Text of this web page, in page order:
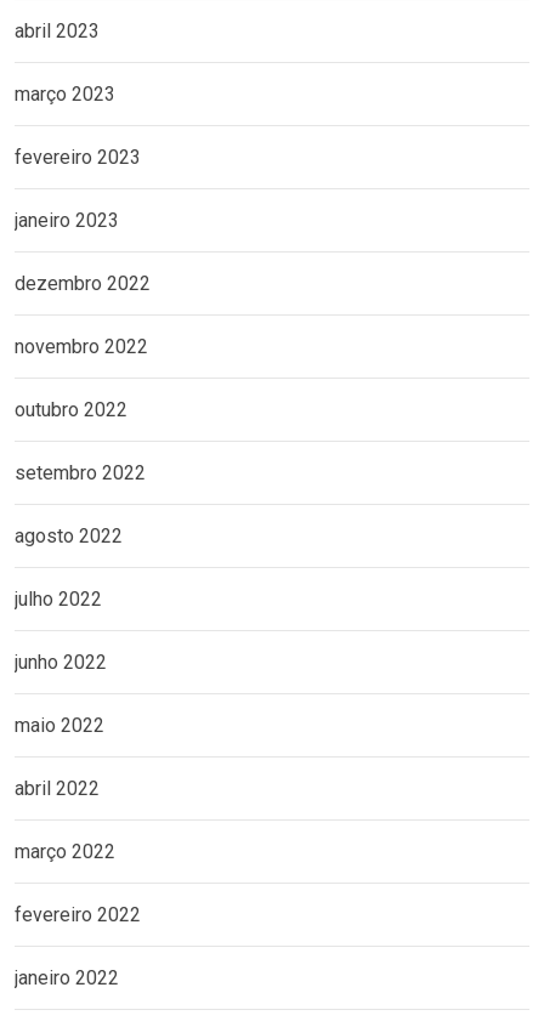
abril 2023
março 2023
fevereiro 2023
janeiro 2023
dezembro 2022
novembro 2022
outubro 2022
setembro 2022
agosto 2022
julho 2022
junho 2022
maio 2022
abril 2022
março 2022
fevereiro 2022
janeiro 2022